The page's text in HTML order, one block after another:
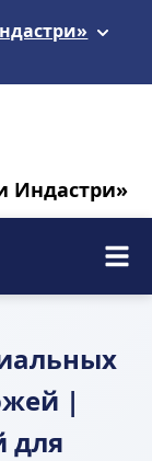
Индастри»
|
для